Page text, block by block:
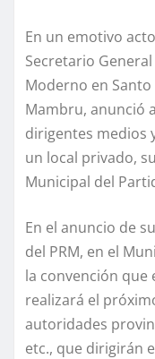
En un emotivo
Secretario
Moderno en
Mambru, anunció
dirigentes medios
un local privado,
Municipal del
En el anuncio de
del PRM, en el
la convención que
realizará el
autoridades
etc., que dirigirán